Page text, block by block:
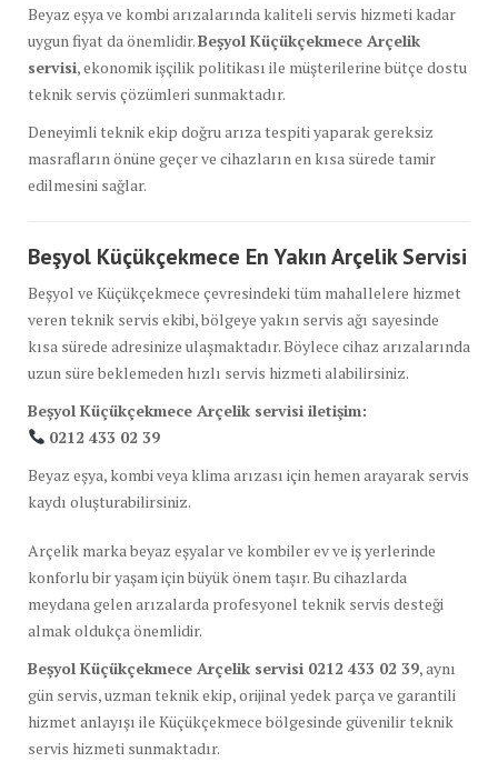
Beyaz eşya ve kombi arızalarında kaliteli servis hizmeti kadar
uygun fiyat da önemlidir.Beşyol Küçükçekmece Arçelik
servisi, ekonomik işçilik politikası ile müşterilerine bütçe dostu
teknik servis çözümleri sunmaktadır.
Deneyimli teknik ekip doğru arıza tespiti yaparak gereksiz
masrafların önüne geçer ve cihazların en kısa sürede tamir
edilmesini sağlar.
Beşyol Küçükçekmece En Yakın Arçelik Servisi
Beşyol ve Küçükçekmece çevresindeki tüm mahallelere hizmet
veren teknik servis ekibi, bölgeye yakın servis ağı sayesinde
kısa sürede adresinize ulaşmaktadır. Böylece cihaz arızalarında
uzun süre beklemeden hızlı servis hizmeti alabilirsiniz.
Beşyol Küçükçekmece Arçelik servisi iletişim:
0212 433 02 39
Beyaz eşya, kombi veya klima arızası için hemen arayarak servis
kaydı oluşturabilirsiniz.
Arçelik marka beyaz eşyalar ve kombiler ev ve iş yerlerinde
konforlu bir yaşam için büyük önem taşır. Bu cihazlarda
meydana gelen arızalarda profesyonel teknik servis desteği
almak oldukça önemlidir.
Beşyol Küçükçekmece Arçelik servisi 0212 433 02 39, aynı
gün servis, uzman teknik ekip, orijinal yedek parça ve garantili
hizmet anlayışı ile Küçükçekmece bölgesinde güvenilir teknik
servis hizmeti sunmaktadır.